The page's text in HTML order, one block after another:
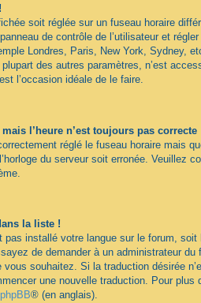
soit réglée sur un fuseau horaire
de contrôle de l’utilisateur et
Londres, Paris, New York, Sydney,
des autres paramètres, n’est
l’occasion idéale de le faire.
l’heure n’est toujours pas correcte
réglé le fuseau horaire mais
du serveur soit erronée. Veuillez
la liste !
pas installé votre langue sur le forum, soit
de demander à un administrateur du
souhaitez. Si la traduction désirée
une nouvelle traduction. Pour plus
® (en anglais).